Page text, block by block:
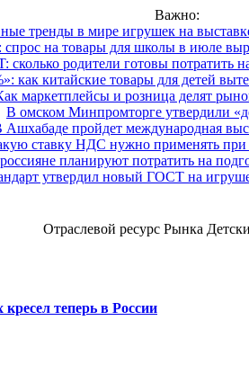
Важно:
тренды в мире игрушек на
спрос на товары для школы в июле
сколько родители готовы потратить
как китайские товары для детей
маркетплейсы и розница делят
В омском Минпромторге утвердили
Ашхабаде пройдет международная
ставку НДС нужно применять при
планируют потратить на
утвердил новый ГОСТ на
Отраслевой ресурс Рынка
теперь в России